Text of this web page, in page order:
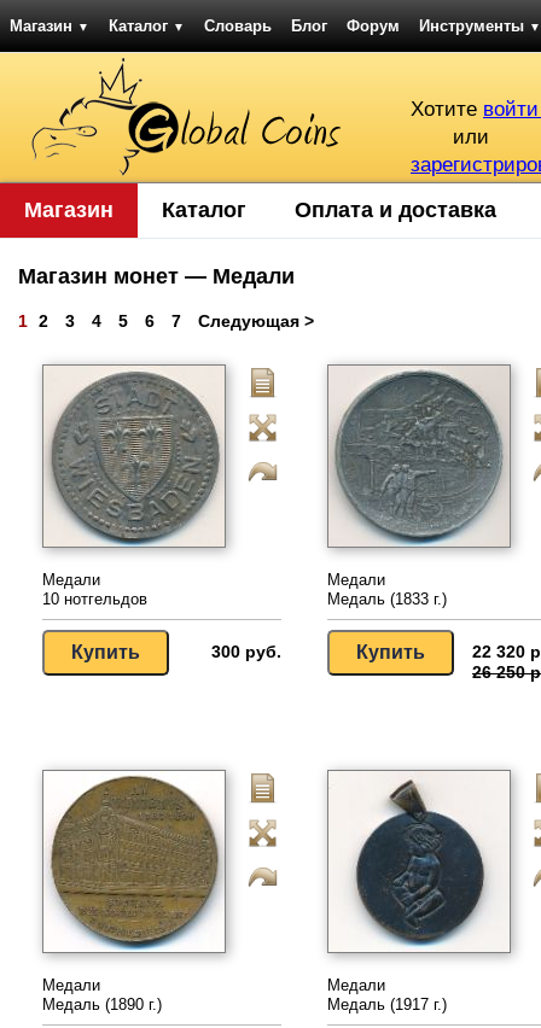
Магазин ▼ Каталог ▼ Словарь Блог Форум Инструменты ▼
Хотите
или
Магазин Каталог Оплата и доставка
Магазин монет — Медали
1 2 3 4 5 6 7 Следующая >
Медали
10 нотгельдов
300 руб.
Медали
Медаль (1833 г.)
22 320
26 250
Медали
Медаль (1890 г.)
Медали
Медаль (1917 г.)